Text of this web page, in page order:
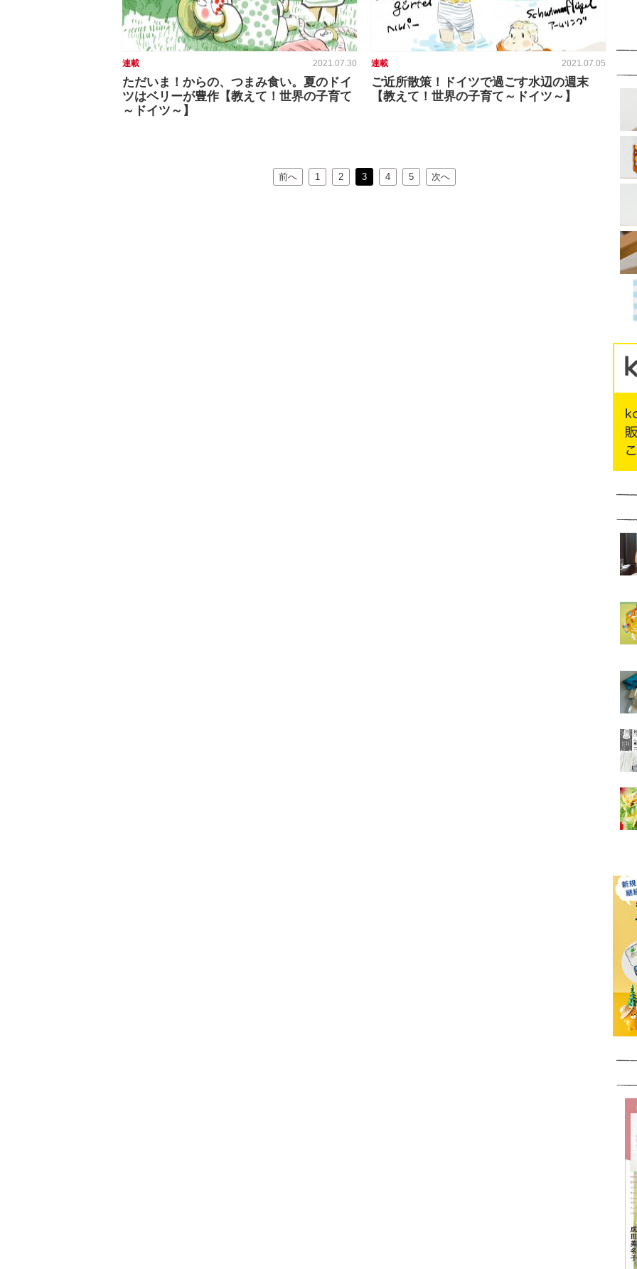
連載 2021.07.30
ただいま！からの、つまみ食い。夏のドイ
ツはベリーが豊作【教えて！世界の子育て
～ドイツ～】
連載 2021.07.05
ご近所散策！ドイツで過ごす水辺の週末
【教えて！世界の子育て～ドイツ～】
前へ 1 2 3 4 5 次へ